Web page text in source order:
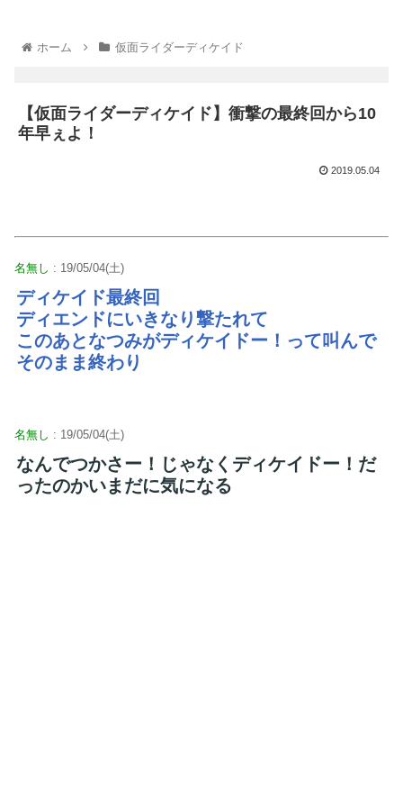
ホーム 仮面ライダーディケイド
【仮面ライダーディケイド】衝撃の最終回から10
年早ぇよ！
2019.05.04
名無し : 19/05/04(土)
ディケイド最終回
ディエンドにいきなり撃たれて
このあとなつみがディケイドー！って叫んで
そのまま終わり
名無し : 19/05/04(土)
なんでつかさー！じゃなくディケイドー！だ
ったのかいまだに気になる